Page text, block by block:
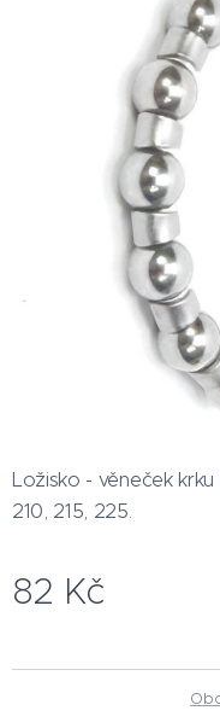
Ložisko - věneček
210, 215, 225.
82 Kč